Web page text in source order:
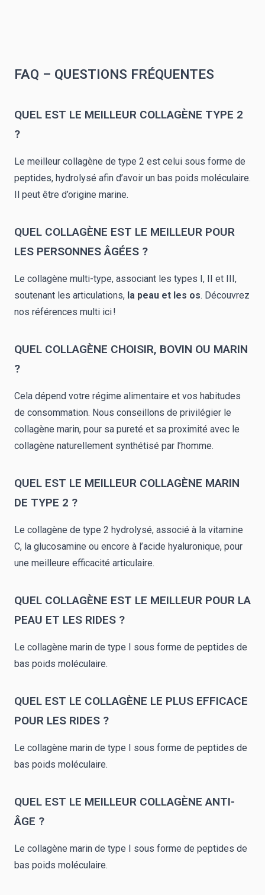
FAQ – QUESTIONS FRÉQUENTES
QUEL EST LE MEILLEUR COLLAGÈNE TYPE 2
?
Le meilleur collagène de type 2 est celui sous forme de
peptides, hydrolysé afin d’avoir un bas poids moléculaire.
Il peut être d’origine marine.
QUEL COLLAGÈNE EST LE MEILLEUR POUR
LES PERSONNES ÂGÉES ?
Le collagène multi-type, associant les types I, II et III,
soutenant les articulations, la peau et les os. Découvrez
nos références multi ici !
QUEL COLLAGÈNE CHOISIR, BOVIN OU MARIN
?
Cela dépend votre régime alimentaire et vos habitudes
de consommation. Nous conseillons de privilégier le
collagène marin, pour sa pureté et sa proximité avec le
collagène naturellement synthétisé par l’homme.
QUEL EST LE MEILLEUR COLLAGÈNE MARIN
DE TYPE 2 ?
Le collagène de type 2 hydrolysé, associé à la vitamine
C, la glucosamine ou encore à l’acide hyaluronique, pour
une meilleure efficacité articulaire.
QUEL COLLAGÈNE EST LE MEILLEUR POUR LA
PEAU ET LES RIDES ?
Le collagène marin de type I sous forme de peptides de
bas poids moléculaire.
QUEL EST LE COLLAGÈNE LE PLUS EFFICACE
POUR LES RIDES ?
Le collagène marin de type I sous forme de peptides de
bas poids moléculaire.
QUEL EST LE MEILLEUR COLLAGÈNE ANTI-
ÂGE ?
Le collagène marin de type I sous forme de peptides de
bas poids moléculaire.